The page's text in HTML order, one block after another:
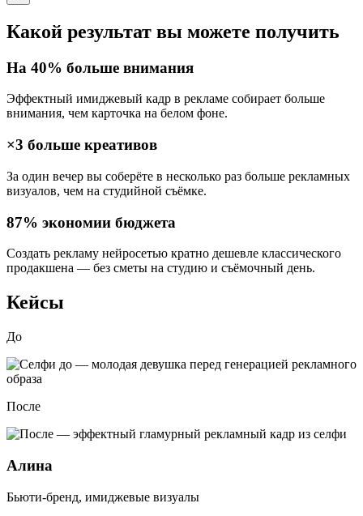
Какой результат вы можете получить
На 40% больше внимания
Эффектный имиджевый кадр в рекламе собирает больше
внимания, чем карточка на белом фоне.
×3 больше креативов
За один вечер вы соберёте в несколько раз больше рекламных
визуалов, чем на студийной съёмке.
87% экономии бюджета
Создать рекламу нейросетью кратно дешевле классического
продакшена — без сметы на студию и съёмочный день.
Кейсы
До
После
Алина
Бьюти-бренд, имиджевые визуалы